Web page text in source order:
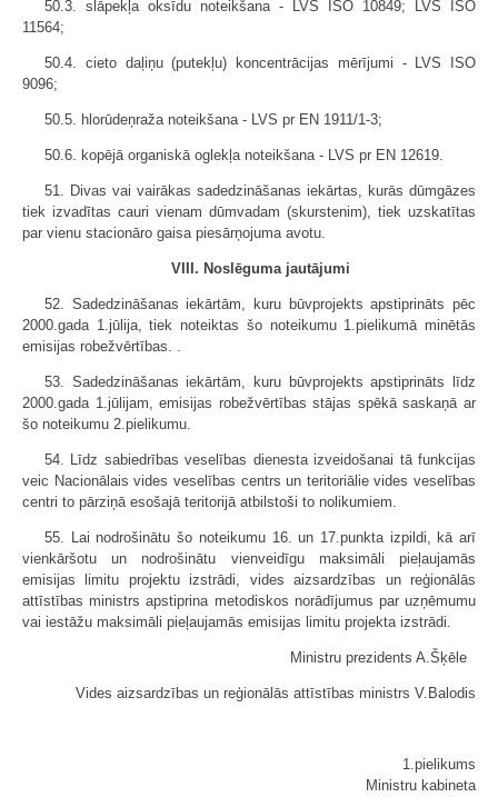
50.3. slāpekļa oksīdu noteikšana - LVS ISO 10849; LVS ISO
11564;
50.4. cieto daļiņu (putekļu) koncentrācijas mērījumi - LVS ISO
9096;
50.5. hlorūdeņraža noteikšana - LVS pr EN 1911/1-3;
50.6. kopējā organiskā oglekļa noteikšana - LVS pr EN 12619.
51. Divas vai vairākas sadedzināšanas iekārtas, kurās dūmgāzes
tiek izvadītas cauri vienam dūmvadam (skurstenim), tiek uzskatītas
par vienu stacionāro gaisa piesārņojuma avotu.
VIII. Noslēguma jautājumi
52. Sadedzināšanas iekārtām, kuru būvprojekts apstiprināts pēc
2000.gada 1.jūlija, tiek noteiktas šo noteikumu 1.pielikumā minētās
emisijas robežvērtības. .
53. Sadedzināšanas iekārtām, kuru būvprojekts apstiprināts līdz
2000.gada 1.jūlijam, emisijas robežvērtības stājas spēkā saskaņā ar
šo noteikumu 2.pielikumu.
54. Līdz sabiedrības veselības dienesta izveidošanai tā funkcijas
veic Nacionālais vides veselības centrs un teritoriālie vides veselības
centri to pārziņā esošajā teritorijā atbilstoši to nolikumiem.
55. Lai nodrošinātu šo noteikumu 16. un 17.punkta izpildi, kā arī
vienkāršotu un nodrošinātu vienveidīgu maksimāli pieļaujamās
emisijas limitu projektu izstrādi, vides aizsardzības un reģionālās
attīstības ministrs apstiprina metodiskos norādījumus par uzņēmumu
vai iestāžu maksimāli pieļaujamās emisijas limitu projekta izstrādi.
Ministru prezidents A.Šķēle
Vides aizsardzības un reģionālās attīstības ministrs V.Balodis
1.pielikums
Ministru kabineta